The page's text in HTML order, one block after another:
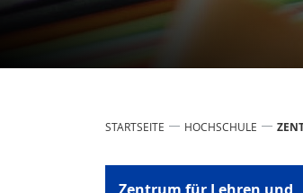
STARTSEITE HOCHSCHULE
Zentrum für Lehren und